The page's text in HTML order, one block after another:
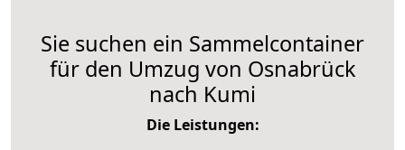
Sie suchen ein Sammelcontainer
für den Umzug von Osnabrück
nach Kumi
Die Leistungen: